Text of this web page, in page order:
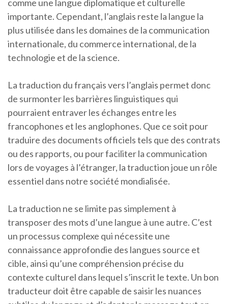
comme une langue diplomatique et culturelle
importante. Cependant, l’anglais reste la langue la
plus utilisée dans les domaines de la communication
internationale, du commerce international, de la
technologie et de la science.
La traduction du français vers l’anglais permet donc
de surmonter les barrières linguistiques qui
pourraient entraver les échanges entre les
francophones et les anglophones. Que ce soit pour
traduire des documents officiels tels que des contrats
ou des rapports, ou pour faciliter la communication
lors de voyages à l’étranger, la traduction joue un rôle
essentiel dans notre société mondialisée.
La traduction ne se limite pas simplement à
transposer des mots d’une langue à une autre. C’est
un processus complexe qui nécessite une
connaissance approfondie des langues source et
cible, ainsi qu’une compréhension précise du
contexte culturel dans lequel s’inscrit le texte. Un bon
traducteur doit être capable de saisir les nuances